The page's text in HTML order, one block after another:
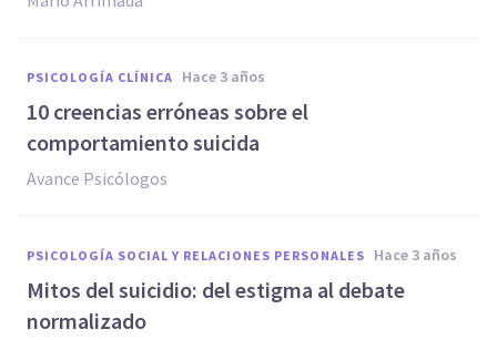
PSICOLOGÍA CLÍNICA hace 3 años
10 creencias erróneas sobre el
comportamiento suicida
Avance Psicólogos
PSICOLOGÍA SOCIAL Y RELACIONES PERSONALES hace 3 años
Mitos del suicidio: del estigma al debate
normalizado